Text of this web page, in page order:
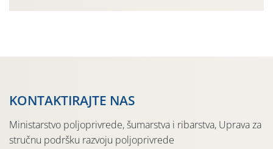
KONTAKTIRAJTE NAS
Ministarstvo poljoprivrede, šumarstva i ribarstva, Uprava za
stručnu podršku razvoju poljoprivrede